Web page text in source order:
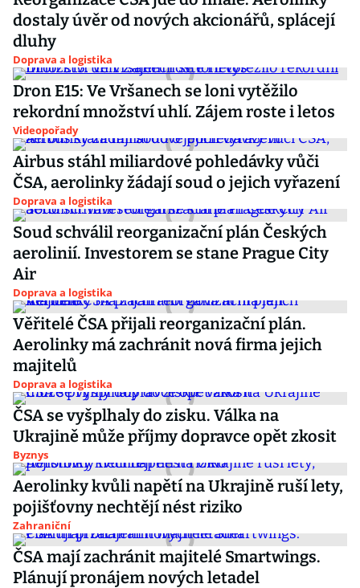
dostaly úvěr od nových akcionářů, splácejí
dluhy
Doprava a logistika
Dron E15: Ve Vršanech se loni vytěžilo
rekordní množství uhlí. Zájem roste i letos
Videopořady
Airbus stáhl miliardové pohledávky vůči
ČSA, aerolinky žádají soud o jejich vyřazení
Doprava a logistika
Soud schválil reorganizační plán Českých
aerolinií. Investorem se stane Prague City
Air
Doprava a logistika
Věřitelé ČSA přijali reorganizační plán.
Aerolinky má zachránit nová firma jejich
majitelů
Doprava a logistika
ČSA se vyšplhaly do zisku. Válka na
Ukrajině může příjmy dopravce opět zkosit
Byznys
Aerolinky kvůli napětí na Ukrajině ruší lety,
pojišťovny nechtějí nést riziko
Zahraniční
ČSA mají zachránit majitelé Smartwings.
Plánují pronájem nových letadel